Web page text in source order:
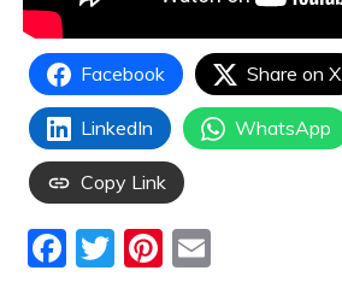
Facebook Share on X
LinkedIn WhatsApp
Copy Link
F
T
Pi